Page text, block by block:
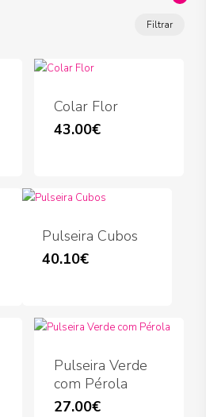
Filtrar
Colar Flor
43.00€
Pulseira Cubos
40.10€
Pulseira Verde
com Pérola
27.00€